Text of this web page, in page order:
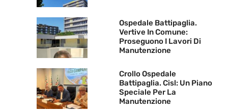
Ospedale Battipaglia.
Vertive In Comune:
Proseguono I Lavori Di
Manutenzione
Crollo Ospedale
Battipaglia. Cisl: Un Piano
Speciale Per La
Manutenzione